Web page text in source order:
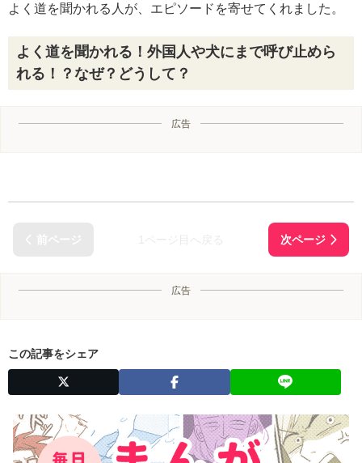
よく道を聞かれる人が、エピソードを寄せてくれました。
よく道を聞かれる！外国人や犬にまで呼び止めら
れる！？なぜ？どうして？
広告
広告
この記事をシェア